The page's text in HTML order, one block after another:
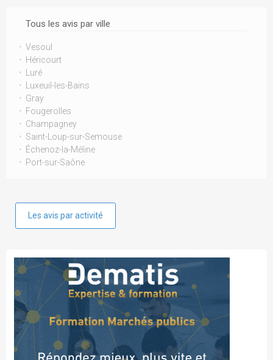
Tous les avis par ville
Vesoul
Héricourt
Luré
Luxeuil-les-Bains
Gray
Fougerolles
Champagney
Saint-Loup-sur-Semouse
Échenoz-la-Méline
Port-sur-Saône
Les avis par activité